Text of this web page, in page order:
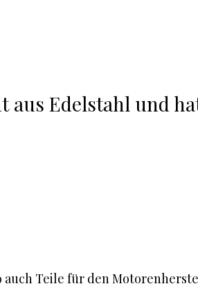
aus Edelstahl und
Teile für den